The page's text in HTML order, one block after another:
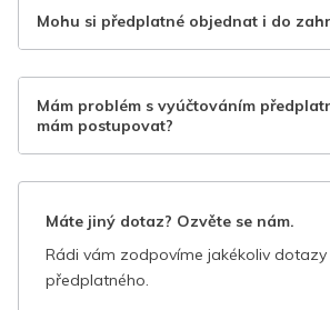
Mohu si předplatné objednat i do
Mám problém s vyúčtováním
mám postupovat?
Máte jiný dotaz? Ozvěte se nám.
Rádi vám zodpovíme jakékoliv dotazy
předplatného.